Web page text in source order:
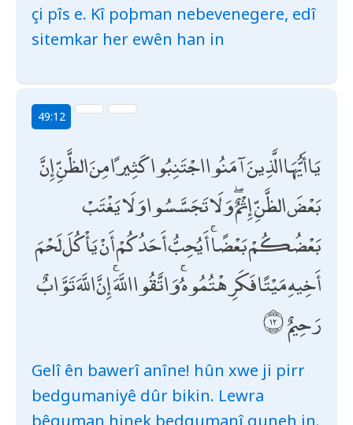
çi pîs e. Kî poþman nebevenegere, edî
sitemkar her ewên han in
49:12
يَا أَيُّهَا الَّذِينَ آمَنُوا اجْتَنِبُوا كَثِيرًا مِنَ الظَّنِّ إِنَّ
بَعْضَ الظَّنِّ إِثْمٌ ۖ وَلَا تَجَسَّسُوا وَلَا يَغْتَبْ
بَعْضُكُمْ بَعْضًا ۚ أَيُحِبُّ أَحَدُكُمْ أَنْ يَأْكُلَ لَحْمَ
أَخِيهِ مَيْتًا فَكَرِهْتُمُوهُ ۚ وَاتَّقُوا اللَّهَ ۚ إِنَّ اللَّهَ تَوَّابٌ
رَحِيمٌ
Gelî ên bawerî anîne! hûn xwe ji pirr
bedgumaniyê dûr bikin. Lewra
bêguman hinek bedgumanî guneh in.